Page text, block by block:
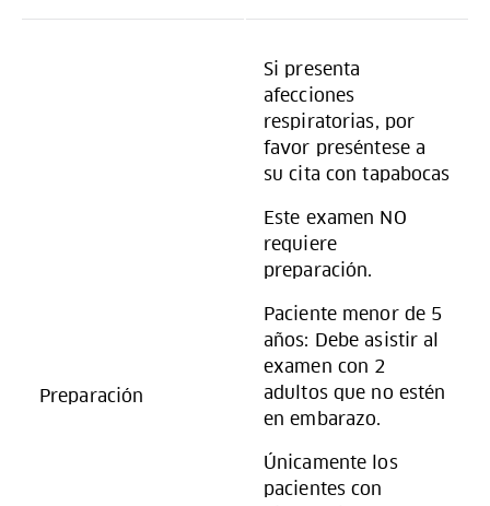
Preparación
Si presenta
afecciones
respiratorias, por
favor preséntese a
su cita con tapabocas
Este examen NO
requiere
preparación.
Paciente menor de 5
años: Debe asistir al
examen con 2
adultos que no estén
en embarazo.
Únicamente los
pacientes con